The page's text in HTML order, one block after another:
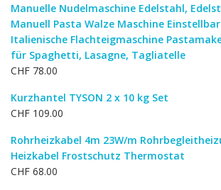
Manuelle Nudelmaschine Edelstahl,
Manuell Pasta Walze Maschine
Italienische Flachteigmaschine
für Spaghetti, Lasagne, Tagliatelle
CHF 78.00
Kurzhantel TYSON 2 x 10 kg Set
CHF 109.00
Rohrheizkabel 4m 23W/m
Heizkabel Frostschutz Thermostat
CHF 68.00